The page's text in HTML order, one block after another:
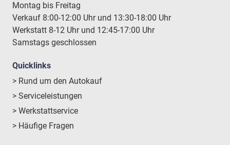
Montag bis Freitag
Verkauf 8:00-12:00 Uhr und 13:30-18:00 Uhr
Werkstatt 8-12 Uhr und 12:45-17:00 Uhr
Samstags geschlossen
Quicklinks
> Rund um den Autokauf
> Serviceleistungen
> Werkstattservice
> Häufige Fragen